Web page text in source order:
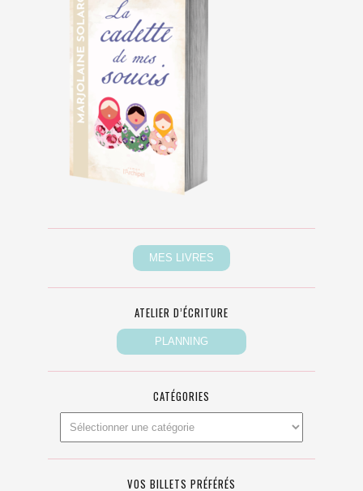
ATELIER D’ÉCRITURE
CATÉGORIES
VOS BILLETS PRÉFÉRÉS